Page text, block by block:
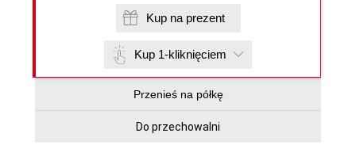
Kup na prezent
Kup 1-kliknięciem
Przenieś na półkę
Do przechowalni